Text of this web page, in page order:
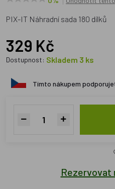
PIX-IT Náhradní sada 180 dílků
329 Kč
Dostupnost: Skladem 3 ks
Tímto nákupem
Rezervovat